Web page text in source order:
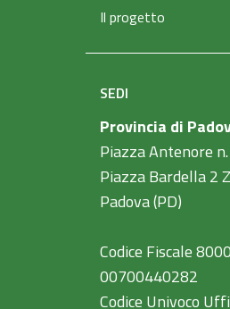
Il progetto
SEDI
Provincia di
Piazza Antenore
Piazza Bardella 2
Padova (PD)
Codice Fiscale
00700440282
Codice Univoco